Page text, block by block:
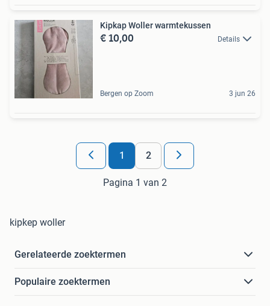
Kipkap Woller warmtekussen
€ 10,00 Details
Bergen op Zoom 3 jun 26
1 2
Pagina 1 van 2
kipkep woller
Gerelateerde zoektermen
Populaire zoektermen